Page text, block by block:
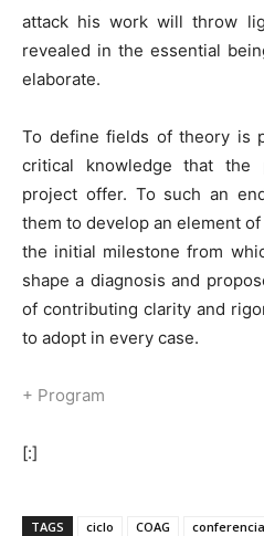
attack his work will throw
revealed in the essential
elaborate.
To define fields of theory is
critical knowledge that the
project offer. To such an
them to develop an element
the initial milestone from
shape a diagnosis and
of contributing clarity and
to adopt in every case.
+ Program
[:]
TAGS ciclo COAG conferencia